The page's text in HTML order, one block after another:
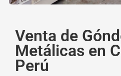
Venta de
Metálicas en
Perú